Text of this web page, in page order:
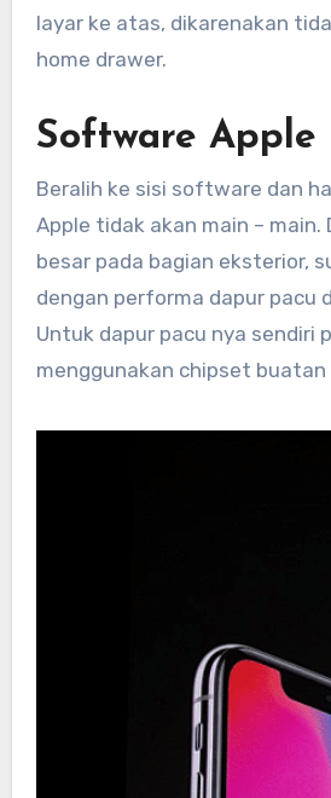
layar ke atas, dikarenakan
home drawer.
Software Apple
Beralih ke sisi software dan
Apple tidak akan main – main.
besar pada bagian eksterior,
dengan performa dapur pacu
Untuk dapur pacu nya sendiri
menggunakan chipset buatan